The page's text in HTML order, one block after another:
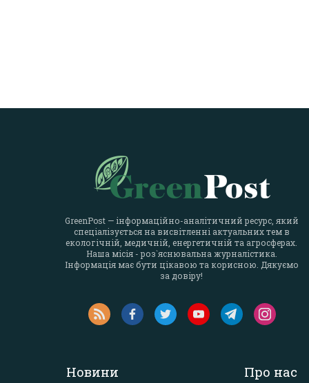
GreenPost — інформаційно-аналітичний ресурс, який
спеціалізується на висвітленні актуальних тем в
екологічній, медичній, енергетичній та агросферах.
Наша місія - роз`яснювальна журналістика.
Інформація має бути цікавою та корисною. Дякуємо
за довіру!
Новини
Про нас